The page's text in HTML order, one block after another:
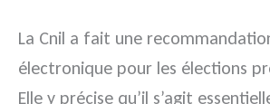
La Cnil a fait une
électronique pour les élections
Elle y précise qu’il s’agit